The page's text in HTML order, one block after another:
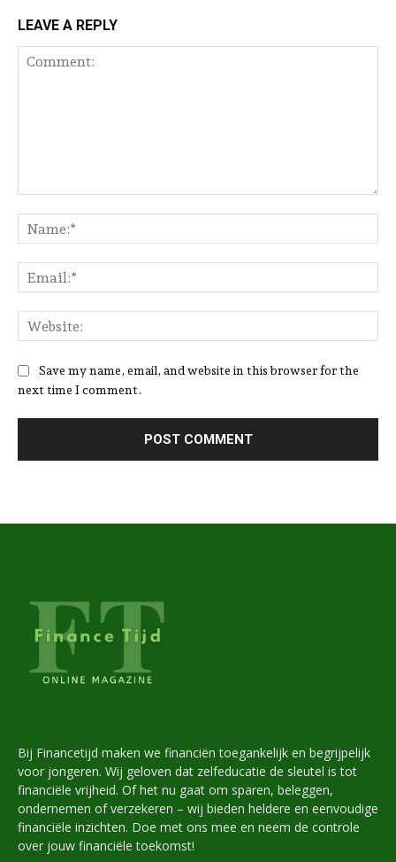
LEAVE A REPLY
Save my name, email, and website in this browser for the
next time I comment.
Bij Financetijd maken we financiën toegankelijk en begrijpelijk
voor jongeren. Wij geloven dat zelfeducatie de sleutel is tot
financiële vrijheid. Of het nu gaat om sparen, beleggen,
ondernemen of verzekeren – wij bieden heldere en eenvoudige
financiële inzichten. Doe met ons mee en neem de controle
over jouw financiële toekomst!